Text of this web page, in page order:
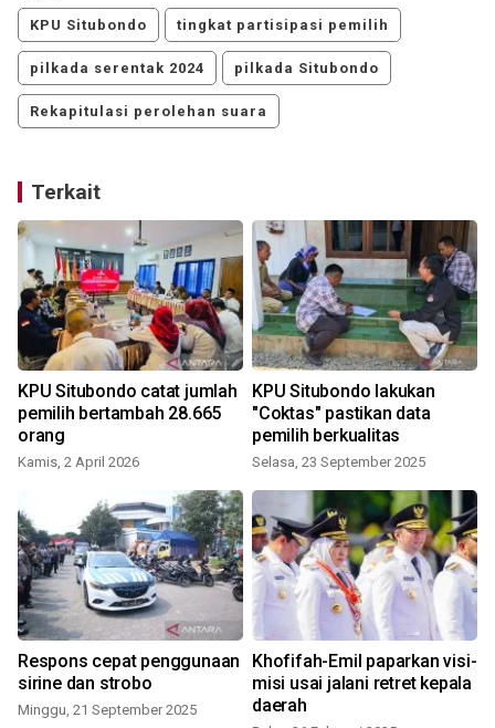
KPU Situbondo tingkat partisipasi pemilih
pilkada serentak 2024 pilkada Situbondo
Rekapitulasi perolehan suara
Terkait
KPU Situbondo catat jumlah
pemilih bertambah 28.665
orang
Kamis, 2 April 2026
KPU Situbondo lakukan
"Coktas" pastikan data
pemilih berkualitas
Selasa, 23 September 2025
Respons cepat penggunaan
sirine dan strobo
Minggu, 21 September 2025
Khofifah-Emil paparkan visi-
misi usai jalani retret kepala
daerah